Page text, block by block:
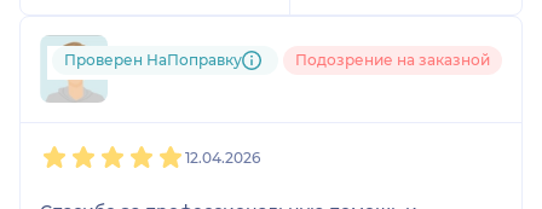
odr....@....com
Проверен НаПоправку Подозрение на заказной
12.04.2026